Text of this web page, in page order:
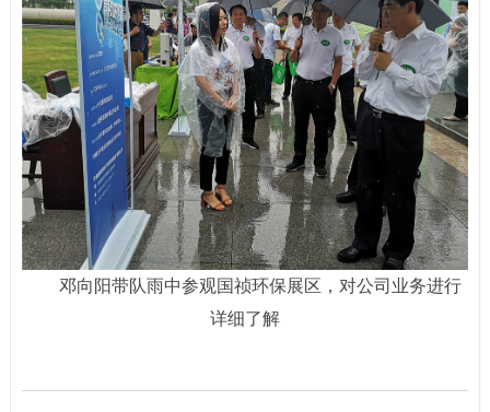
邓向阳带队雨中参观国祯环保展区，对公司业务进行
详细了解